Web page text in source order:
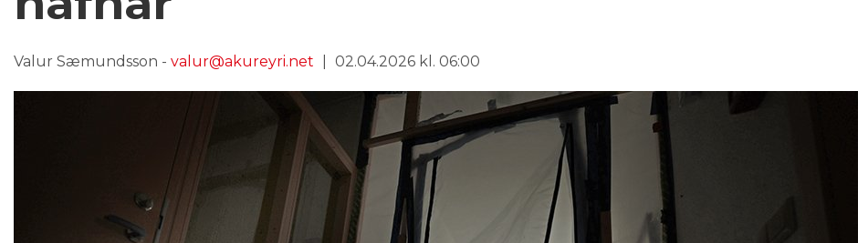
Valur Sæmundsson - valur@akureyri.net 02.04.2026 kl. 06:00